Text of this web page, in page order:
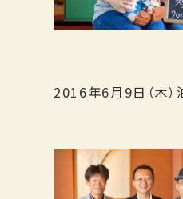
2016年6月9日（木）